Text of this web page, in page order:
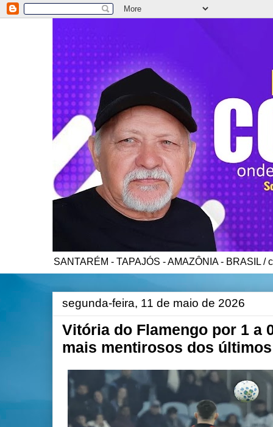
SANTARÉM - TAPAJÓS - AMAZÔNIA - BRASIL /
segunda-feira, 11 de maio de 2026
Vitória do Flamengo por 1 a
mais mentirosos dos